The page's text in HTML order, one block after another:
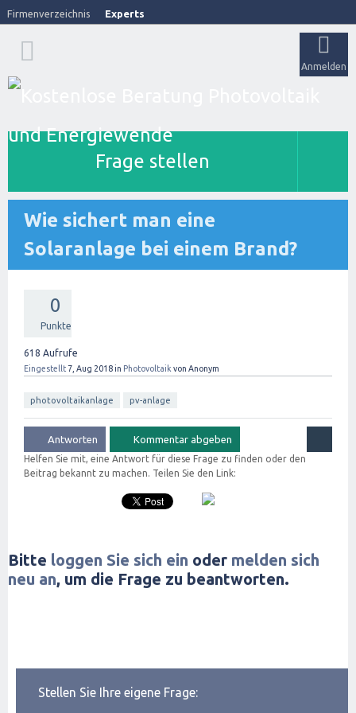
Firmenverzeichnis Experts
Anmelden
Frage stellen
Wie sichert man eine
Solaranlage bei einem Brand?
0
Punkte
618 Aufrufe
Eingestellt7, Aug 2018in Photovoltaik von Anonym
photovoltaikanlage pv-anlage
Helfen Sie mit, eine Antwort für diese Frage zu finden oder den
Beitrag bekannt zu machen. Teilen Sie den Link:
Bitte loggen Sie sich ein oder melden sich
neu an, um die Frage zu beantworten.
Stellen Sie Ihre eigene Frage: